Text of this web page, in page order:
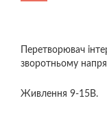
Перетворювач
зворотньому
Живлення 9-15В.